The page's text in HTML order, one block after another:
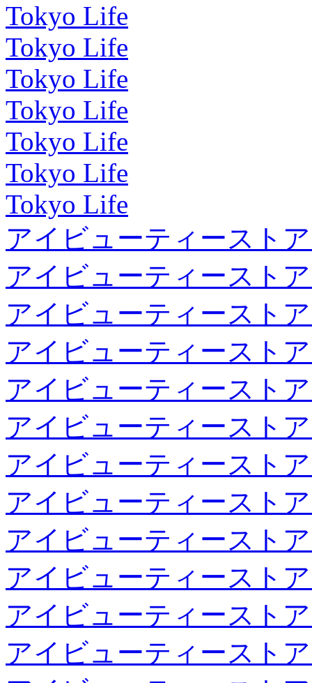
Tokyo Life
Tokyo Life
Tokyo Life
Tokyo Life
Tokyo Life
Tokyo Life
Tokyo Life
アイビューティースト
アイビューティースト
アイビューティースト
アイビューティースト
アイビューティースト
アイビューティースト
アイビューティースト
アイビューティースト
アイビューティースト
アイビューティースト
アイビューティースト
アイビューティースト